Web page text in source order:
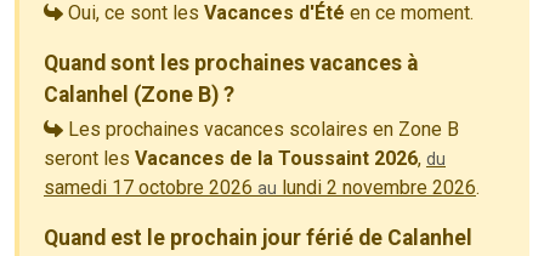
Oui, ce sont les Vacances d'Été en ce moment.
Quand sont les prochaines vacances à
Calanhel (Zone B) ?
Les prochaines vacances scolaires en Zone B
seront les Vacances de la Toussaint 2026, du
samedi 17 octobre 2026 au lundi 2 novembre 2026.
Quand est le prochain jour férié de Calanhel